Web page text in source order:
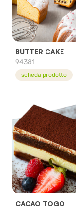
BUTTER CAKE
94381
scheda prodotto
CACAO TOGO